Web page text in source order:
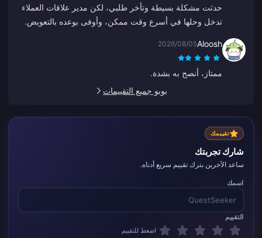
حدثت مشكلة بسيطة وتأخر طلبي، لكن مدير علاقات العملاء
تدخل وحلها في أسرع وقت ممكن، وأوفى بوعده بالتعويض.
Aloosh
2026/08/05
ممتاز، أنصح به بشدة.
بوبو جميع التقييمات
تقييمك
شارك تجربتك
ساعد الآخرين بترك تقييم سريع أدناه.
اسمك
التقييم
اضغط للتقييم